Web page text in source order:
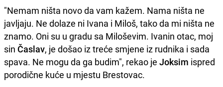
"Nemam ništa novo da vam kažem. Nama ništa ne
javljaju. Ne dolaze ni Ivana i Miloš, tako da mi ništa ne
znamo. Oni su u gradu sa Miloševim. Ivanin otac, moj
sin Časlav, je došao iz treće smjene iz rudnika i sada
spava. Ne mogu da ga budim", rekao je Joksim ispred
porodične kuće u mjestu Brestovac.